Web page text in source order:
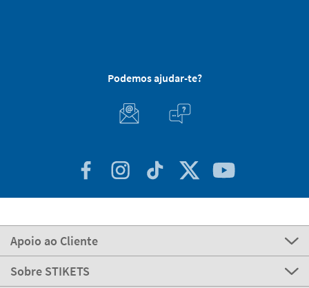
Podemos ajudar-te?
Apoio ao Cliente
Sobre STIKETS